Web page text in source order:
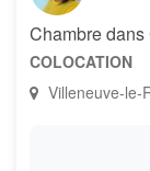
Chambre
COLOCATION
Villeneuve-le-